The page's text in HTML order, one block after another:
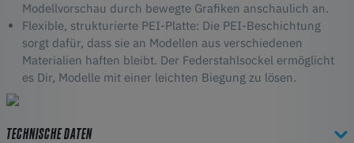
Modellvorschau durch bewegte Grafiken anschaulich an.
Flexible, strukturierte PEI-Platte: Die PEI-Beschichtung
sorgt dafür, dass sie an Modellen aus verschiedenen
Materialien haften bleibt. Der Federstahlsockel ermöglicht
es Dir, Modelle mit einer leichten Biegung zu lösen.
TECHNISCHE DATEN